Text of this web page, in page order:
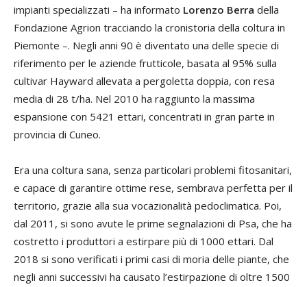
impianti specializzati – ha informato Lorenzo Berra della
Fondazione Agrion tracciando la cronistoria della coltura in
Piemonte –. Negli anni 90 è diventato una delle specie di
riferimento per le aziende frutticole, basata al 95% sulla
cultivar Hayward allevata a pergoletta doppia, con resa
media di 28 t/ha. Nel 2010 ha raggiunto la massima
espansione con 5421 ettari, concentrati in gran parte in
provincia di Cuneo.
Era una coltura sana, senza particolari problemi fitosanitari,
e capace di garantire ottime rese, sembrava perfetta per il
territorio, grazie alla sua vocazionalità pedoclimatica. Poi,
dal 2011, si sono avute le prime segnalazioni di Psa, che ha
costretto i produttori a estirpare più di 1000 ettari. Dal
2018 si sono verificati i primi casi di moria delle piante, che
negli anni successivi ha causato l’estirpazione di oltre 1500